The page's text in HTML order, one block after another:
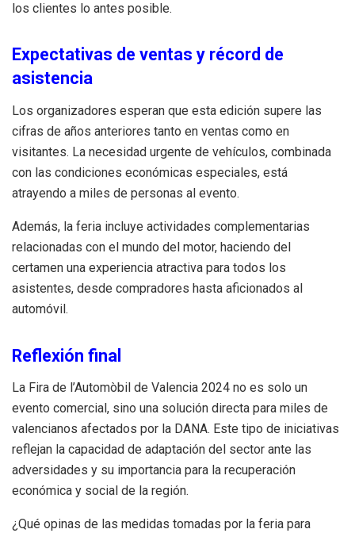
los clientes lo antes posible.
Expectativas de ventas y récord de
asistencia
Los organizadores esperan que esta edición supere las
cifras de años anteriores tanto en ventas como en
visitantes. La necesidad urgente de vehículos, combinada
con las condiciones económicas especiales, está
atrayendo a miles de personas al evento.
Además, la feria incluye actividades complementarias
relacionadas con el mundo del motor, haciendo del
certamen una experiencia atractiva para todos los
asistentes, desde compradores hasta aficionados al
automóvil.
Reflexión final
La Fira de l’Automòbil de Valencia 2024 no es solo un
evento comercial, sino una solución directa para miles de
valencianos afectados por la DANA. Este tipo de iniciativas
reflejan la capacidad de adaptación del sector ante las
adversidades y su importancia para la recuperación
económica y social de la región.
¿Qué opinas de las medidas tomadas por la feria para